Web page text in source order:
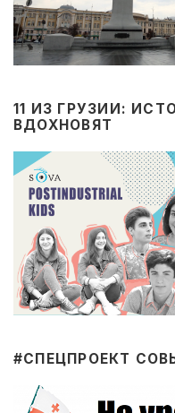
11 ИЗ ГРУЗИИ:
ВДОХНОВЯТ
#CПЕЦПРОЕКТ